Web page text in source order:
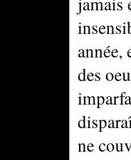
des
ne